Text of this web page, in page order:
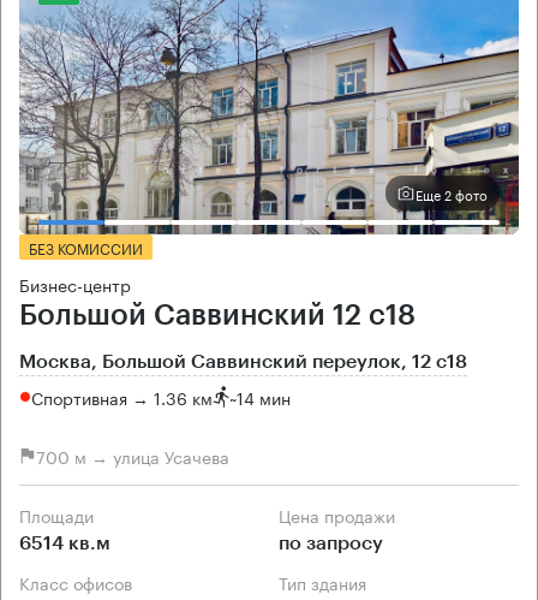
Еще 2 фото
БЕЗ КОМИССИИ
Бизнес-центр
Большой Саввинский 12 с18
Москва, Большой Саввинский переулок, 12 с18
Спортивная → 1.36 км ~14 мин
700 м → улица Усачева
Площади
6514 кв.м
Цена продажи
по запросу
Класс офисов Тип здания